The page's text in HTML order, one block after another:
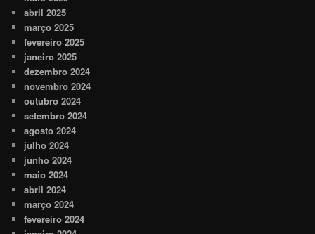
abril 2025
março 2025
fevereiro 2025
janeiro 2025
dezembro 2024
novembro 2024
outubro 2024
setembro 2024
agosto 2024
julho 2024
junho 2024
maio 2024
abril 2024
março 2024
fevereiro 2024